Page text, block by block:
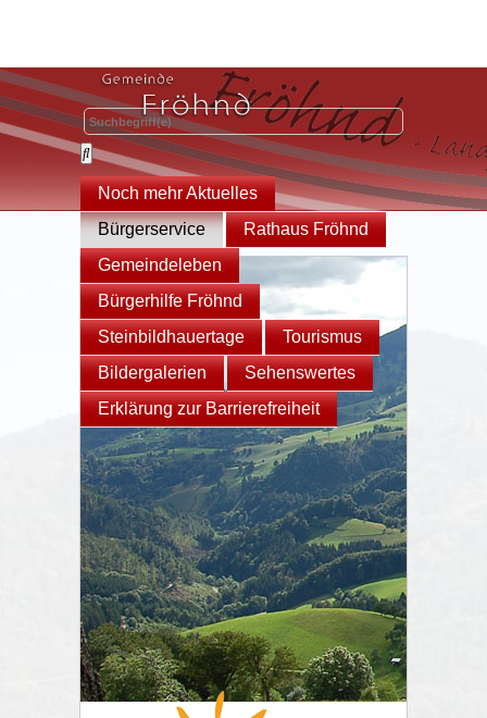
Noch mehr Aktuelles
Bürgerservice
Rathaus Fröhnd
Gemeindeleben
Bürgerhilfe Fröhnd
Steinbildhauertage
Tourismus
Bildergalerien
Sehenswertes
Erklärung zur Barrierefreiheit